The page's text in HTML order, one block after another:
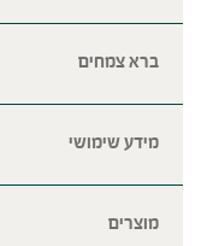
ברא צמחים
מרכזי ברא
מידע שימושי
מוצרים